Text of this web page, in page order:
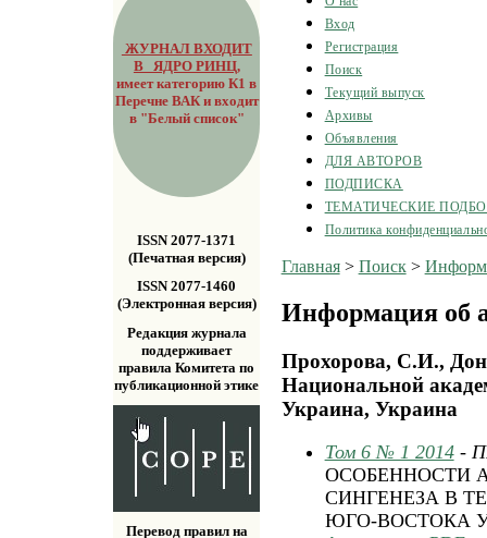
ЖУРНАЛ ВХОДИТ
В ЯДРО РИНЦ,
имеет категорию К1 в
Перечне ВАК и входит
в "Белый список"
ISSN 2077-1371
(Печатная версия)
ISSN 2077-1460
(Электронная версия)
Редакция журнала
поддерживает
правила Комитета по
публикационной этике
Перевод правил на
Вход
Регистрация
Поиск
Текущий выпуск
Архивы
Объявления
ДЛЯ АВТОРОВ
ПОДПИСКА
ТЕМАТИЧЕСКИЕ
Политика
Главная> Поиск>
Информация об
Прохорова, С.И.,
Национальной
Украина, Украина
Том 6 № 1 2014-
ОСОБЕННОСТИ
СИНГЕНЕЗА В
ЮГО-ВОСТОКА